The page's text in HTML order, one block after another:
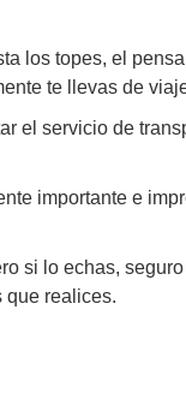
los topes, el
te llevas de
el servicio de
importante e
si lo echas,
que realices.